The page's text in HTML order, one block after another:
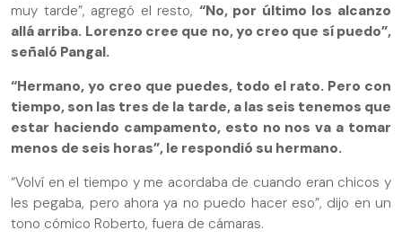
muy tarde”, agregó el resto, “No, por último los alcanzo
allá arriba. Lorenzo cree que no, yo creo que sí puedo”,
señaló Pangal.
“Hermano, yo creo que puedes, todo el rato. Pero con
tiempo, son las tres de la tarde, a las seis tenemos que
estar haciendo campamento, esto no nos va a tomar
menos de seis horas”, le respondió su hermano.
“Volví en el tiempo y me acordaba de cuando eran chicos y
les pegaba, pero ahora ya no puedo hacer eso”, dijo en un
tono cómico Roberto, fuera de cámaras.